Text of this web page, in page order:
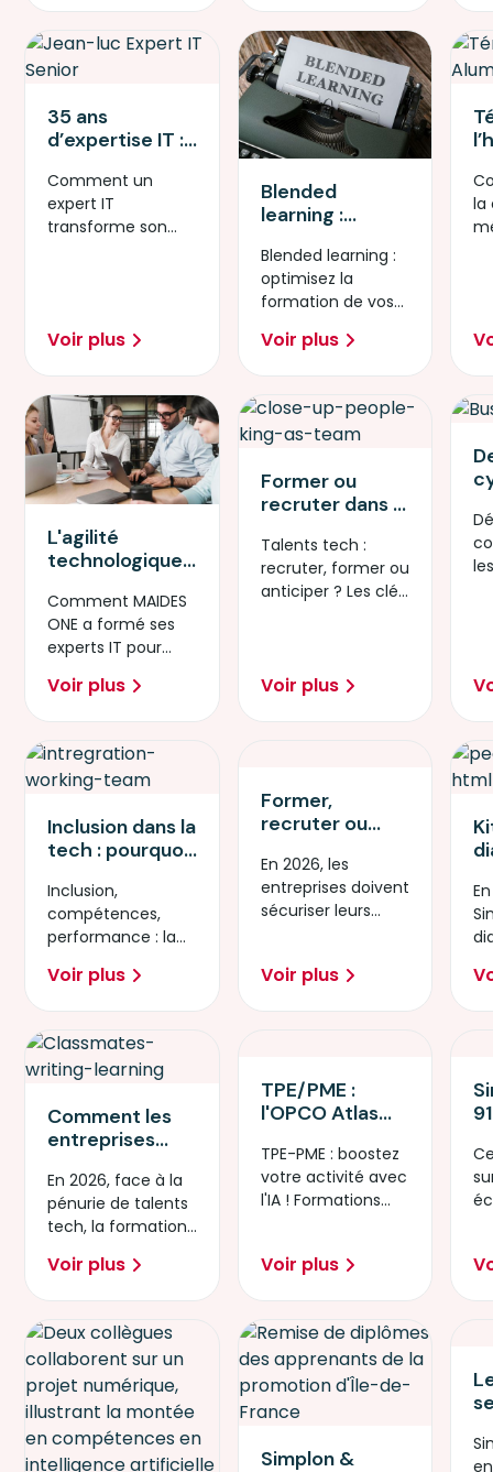
35 ans
d’expertise IT :
l’aboutissement
logique d’une
carrière ?
Comment un
expert IT
transforme son
Voir plus
Blended
learning :
avantages et
chiffres clés en
2026
Blended learning :
optimisez la
formation de vos
avec un modèle
hybride.
Voir plus
la
L'agilité
technologique :
moteur de
compétitivité
pour nos
entreprises
réunionnaises ?
Comment MAIDES
ONE a formé ses
experts IT pour
et booster la
compétitivité l
Voir plus
Former ou
recruter dans la
délais et ROI –
le comparatif
que les RH
Talents tech :
recruter, former ou
anticiper ? Les clés
Voir plus
Inclusion dans la
tech : pourquoi
misent sur les
femmes et les
personnes en
situation de
handicap (PSH)
pour répondre à
la pénurie de
talents
Inclusion,
compétences,
performance : la
RH face à la
pénurie de talents
Voir plus
Former,
recruter ou
comment
sécuriser
(durablement)
compétences
numériques de
votre
En 2026, les
entreprises doivent
sécuriser leurs
former, recruter,
Voir plus
Comment les
entreprises
stratégies
compétences
face à la
pénurie tech
En 2026, face à la
pénurie de talents
tech, la formation
le levier clé pour
sécuriser
Voir plus
TPE/PME :
l'OPCO Atlas
des formations
IA certifiantes
et jusqu’à 100
partenariat
avec Simplon
TPE-PME : boostez
votre activité avec
l'IA ! Formations
OPCO Atlas.
Voir plus
Simplon &